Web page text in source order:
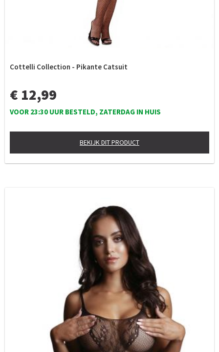
Cottelli Collection - Pikante Catsuit
€ 12,99
VOOR 23:30 UUR BESTELD, ZATERDAG IN HUIS
BEKIJK DIT PRODUCT